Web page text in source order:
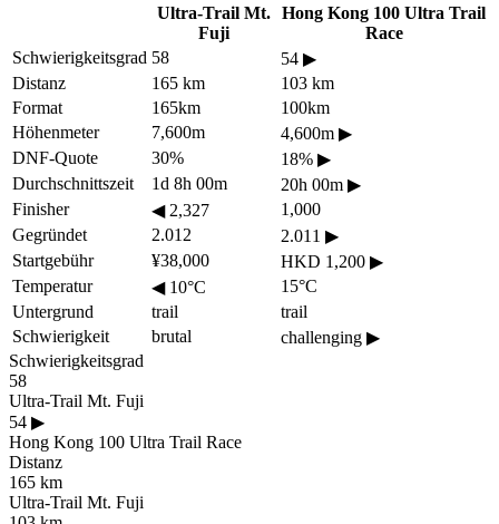
Ultra-Trail Mt.
Fuji
Hong Kong 100 Ultra Trail
Race
Schwierigkeitsgrad 58 54 ▶
Distanz
165 km
103 km
Format
165km
100km
Höhenmeter
7,600m 4,600m ▶
DNF-Quote
30% 18% ▶
Durchschnittszeit
1d 8h 00m 20h 00m ▶
Finisher
◀2,327
1,000
Gegründet
2.012 2.011 ▶
Startgebühr
¥38,000 HKD 1,200 ▶
Temperatur
◀10°C
15°C
Untergrund
trail
trail
Schwierigkeit
brutal challenging ▶
Schwierigkeitsgrad
58
Ultra-Trail Mt. Fuji
54 ▶
Hong Kong 100 Ultra Trail Race
Distanz
165 km
Ultra-Trail Mt. Fuji